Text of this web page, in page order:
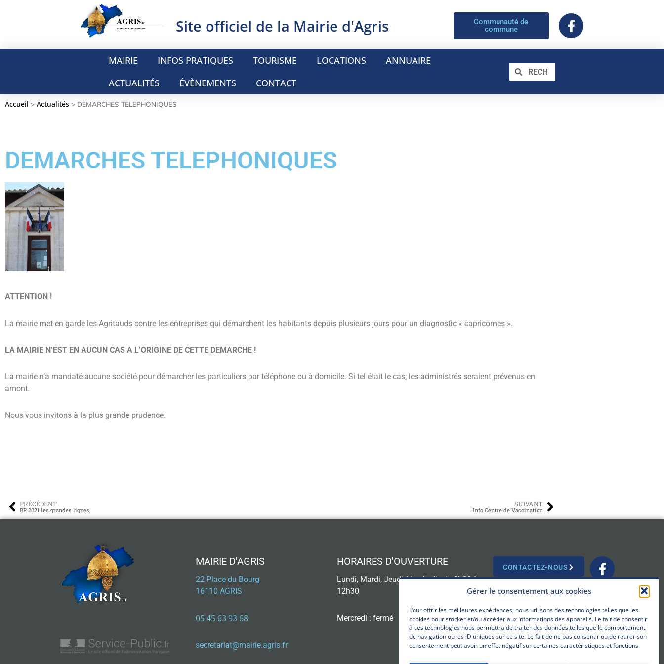
Gérer le consentement aux cookies
Pour offrir les meilleures expériences, nous utilisons des technologies telles que les
cookies pour stocker et/ou accéder aux informations des appareils. Le fait de consentir
à ces technologies nous permettra de traiter des données telles que le comportement
de navigation ou les ID uniques sur ce site. Le fait de ne pas consentir ou de retirer son
consentement peut avoir un effet négatif sur certaines caractéristiques et fonctions.
Site officiel de la Mairie d'Agris
Communauté de
commune
MAIRIE INFOS PRATIQUES TOURISME LOCATIONS
ANNUAIRE
ACTUALITÉS
ÉVÈNEMENTS CONTACT
Accueil > Actualités > DEMARCHES TELEPHONIQUES
DEMARCHES TELEPHONIQUES
ATTENTION !
La mairie met en garde les Agritauds contre les entreprises qui démarchent les habitants depuis plusieurs jours pour un diagnostic « capricornes ».
LA MAIRIE N’EST EN AUCUN CAS A L’ORIGINE DE CETTE DEMARCHE !
La mairie n’a mandaté aucune société pour démarcher les particuliers par téléphone ou à domicile. Si tel était le cas, les administrés seraient prévenus en
amont.
Nous vous invitons à la plus grande prudence.
PRÉCÉDENT
BP 2021 les grandes lignes
SUIVANT
Info Centre de Vaccination
MAIRIE D'AGRIS
22 Place du Bourg
16110 AGRIS
05 45 63 93 68
secretariat@mairie.agris.fr
HORAIRES D'OUVERTURE
Lundi, Mardi, Jeudi, Vendredi : de 9h00 à
12h30
Mercredi : fermé
CONTACTEZ-NOUS